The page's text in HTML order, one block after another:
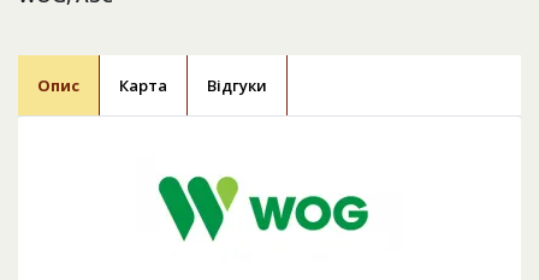
Опис Карта Відгуки